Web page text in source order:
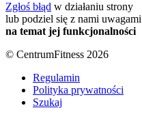
Zgłoś błąd w działaniu strony
lub podziel się z nami uwagami
na temat jej funkcjonalności
© CentrumFitness 2026
Regulamin
Polityka prywatności
Szukaj